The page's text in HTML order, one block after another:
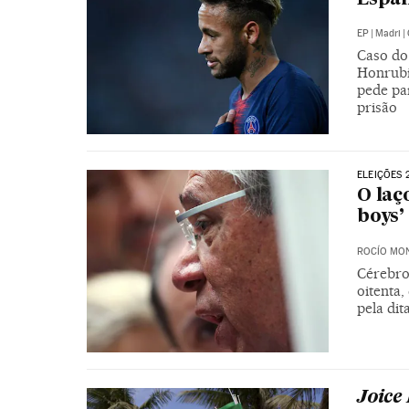
EP | Madri |
Caso
pede
prisão
ELEIÇÕES
O
ROCÍO
oitenta,
pela
Joice